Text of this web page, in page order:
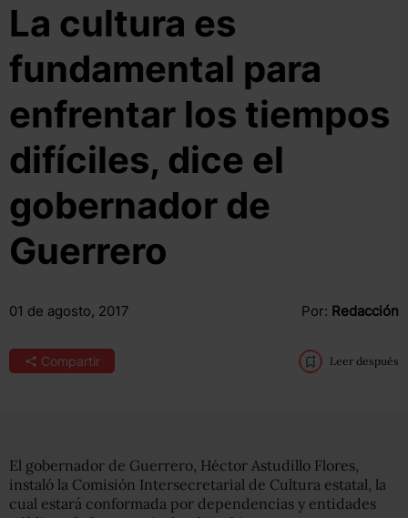
La cultura es
fundamental para
enfrentar los tiempos
difíciles, dice el
gobernador de
Guerrero
01 de agosto, 2017 Por: Redacción
Compartir Leer después
El gobernador de Guerrero, Héctor Astudillo Flores,
instaló la Comisión Intersecretarial de Cultura estatal, la
cual estará conformada por dependencias y entidades